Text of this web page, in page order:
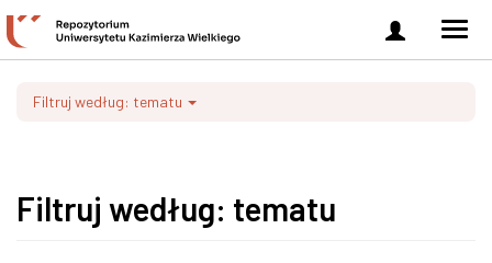
Zaloguj
się
Filtruj według: tematu
Filtruj według: tematu